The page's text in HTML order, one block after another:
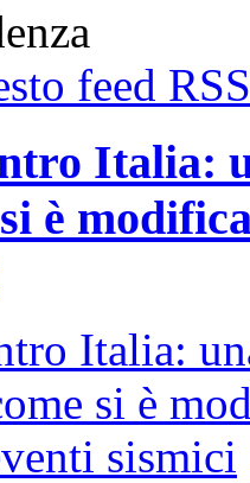
feed RSS
Italia:
è